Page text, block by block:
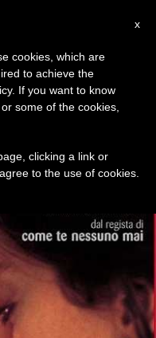
x
cookies, which are
to achieve the
If you want to know
some of the cookies,
clicking a link or
to the use of cookies.